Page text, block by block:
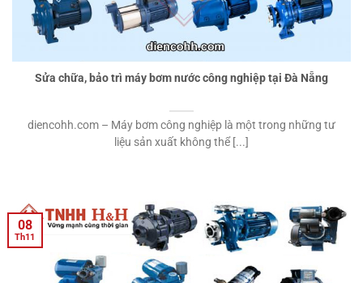
Sửa chữa, bảo trì máy bơm nước công nghiệp tại Đà Nẵng
diencohh.com – Máy bơm công nghiệp là một trong những tư
liệu sản xuất không thể [...]
08
Th11